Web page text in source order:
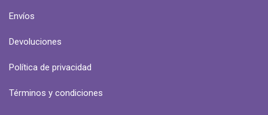
Envíos
Devoluciones
Política de privacidad
Términos y condiciones